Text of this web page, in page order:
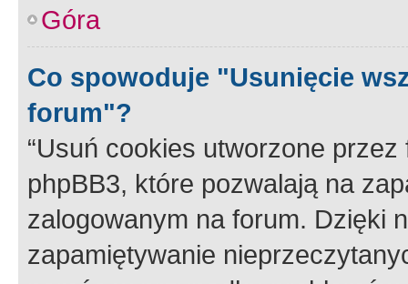
Góra
Co spowoduje "Usunięcie
forum"?
“Usuń cookies utworzone
phpBB3, które pozwalają na
zalogowanym na forum. Dzięki
zapamiętywanie